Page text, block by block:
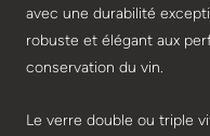
avec une durabilité
robuste et élégant aux
conservation du vin.
Le verre double ou triple